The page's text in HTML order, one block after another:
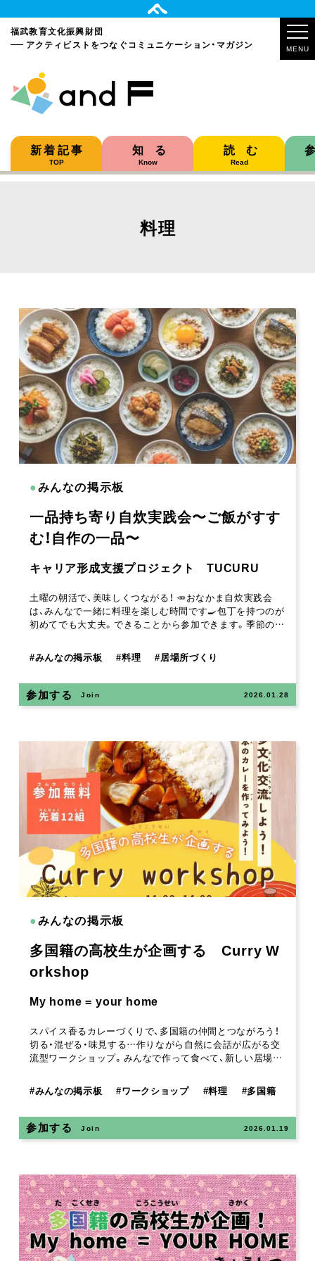
福武教育文化振興財団
アクティビストをつなぐコミュニケーション・マガジン MENU
新着記事
TOP
知る
Know
読む
Read
料理
●みんなの掲示板
一品持ち寄り自炊実践会〜ご飯がすす
む！自作の一品〜
キャリア形成支援プロジェクト TUCURU
土曜の朝活で、美味しくつながる！ 🥕おなかま自炊実践会
は、みんなで一緒に料理を楽しむ時間です🍳包丁を持つのが
初めてでも大丈夫。できることから参加できます。季節の…
#みんなの掲示板 #料理 #居場所づくり
参加する Join 2026.01.28
●みんなの掲示板
多国籍の高校生が企画する Curry W
orkshop
My home = your home
スパイス香るカレーづくりで、多国籍の仲間とつながろう！
切る・混ぜる・味見する…作りながら自然に会話が広がる交
流型ワークショップ。みんなで作って食べて、新しい居場…
#みんなの掲示板 #ワークショップ #料理 #多国籍
参加する Join 2026.01.19